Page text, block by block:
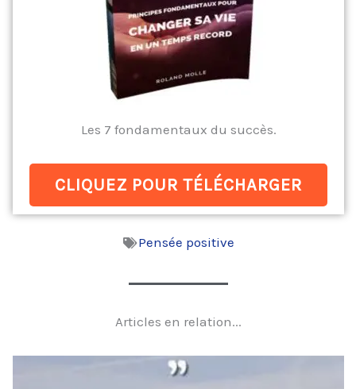
Les 7 fondamentaux du succès.
CLIQUEZ POUR TÉLÉCHARGER
Pensée positive
Articles en relation...